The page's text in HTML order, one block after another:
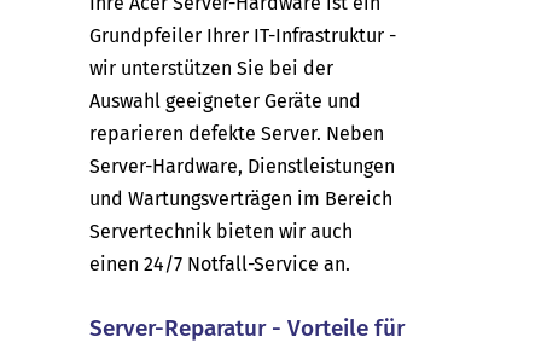
Grundpfeiler Ihrer IT-Infrastruktur -
wir unterstützen Sie bei der
Auswahl geeigneter Geräte und
reparieren defekte Server. Neben
Server-Hardware, Dienstleistungen
und Wartungsverträgen im Bereich
Servertechnik bieten wir auch
einen 24/7 Notfall-Service an.
Server-Reparatur - Vorteile für